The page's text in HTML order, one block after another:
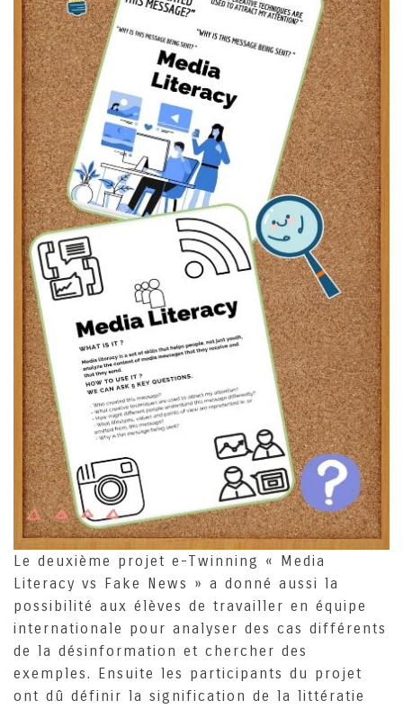
Le deuxième projet e-Twinning « Media
Literacy vs Fake News » a donné aussi la
possibilité aux élèves de travailler en équipe
internationale pour analyser des cas différents
de la désinformation et chercher des
exemples. Ensuite les participants du projet
ont dû définir la signification de la littératie